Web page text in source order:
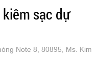
sạc dự
Note 8, 80895, Ms. Kim